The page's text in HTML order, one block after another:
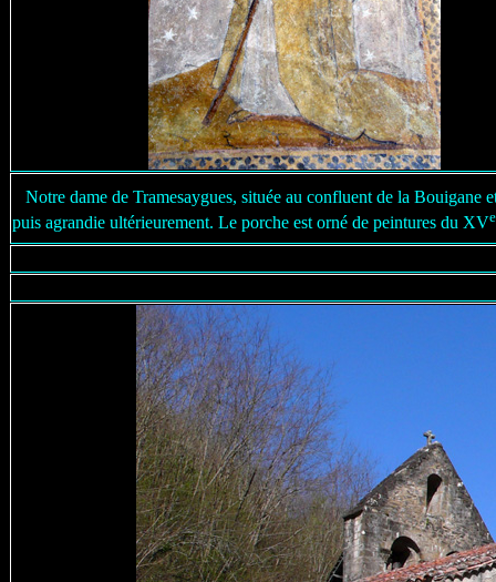
Notre dame de Tramesaygues, située au confluent de la Bouigane
puis agrandie ultérieurement. Le porche est orné de peintures du XV